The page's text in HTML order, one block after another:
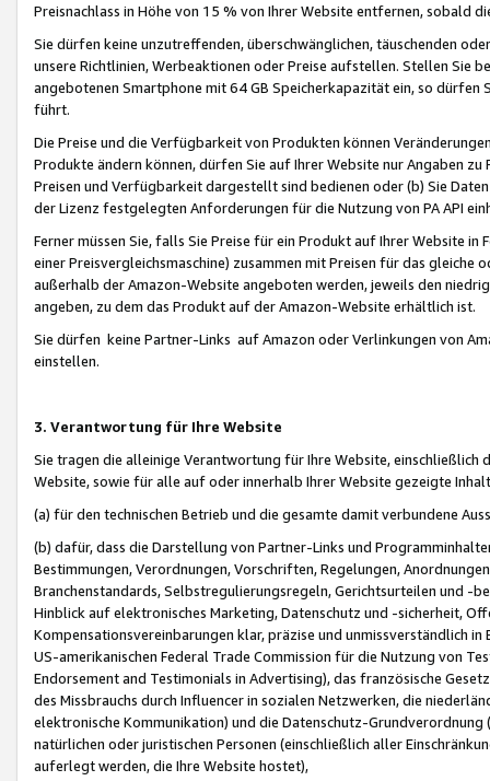
Preisnachlass in Höhe von 15 % von Ihrer Website entfernen, sobald
Sie dürfen keine unzutreffenden, überschwänglichen, täuschenden
unsere Richtlinien, Werbeaktionen oder Preise aufstellen. Stellen Sie
angebotenen Smartphone mit 64 GB Speicherkapazität ein, so dürfen
führt.
Die Preise und die Verfügbarkeit von Produkten können
Produkte ändern können, dürfen Sie auf Ihrer Website nur Angaben
Preisen und Verfügbarkeit dargestellt sind bedienen oder (b) Sie
der Lizenz festgelegten Anforderungen für die Nutzung von PA API
Ferner müssen Sie, falls Sie Preise für ein Produkt auf Ihrer Website
einer Preisvergleichsmaschine) zusammen mit Preisen für das
außerhalb der Amazon-Website angeboten werden, jeweils den
angeben, zu dem das Produkt auf der Amazon-Website erhältlich ist.
Sie dürfen keine Partner-Links auf Amazon oder Verlinkungen von
einstellen.
3. Verantwortung für Ihre Website
Sie tragen die alleinige Verantwortung für Ihre Website,
Website, sowie für alle auf oder innerhalb Ihrer Website gezeigte
(a) für den technischen Betrieb und die gesamte damit verbundene
(b) dafür, dass die Darstellung von Partner-Links und
Bestimmungen, Verordnungen, Vorschriften, Regelungen,
Branchenstandards, Selbstregulierungsregeln, Gerichtsurteilen und -
Hinblick auf elektronisches Marketing, Datenschutz und -sicherheit,
Kompensationsvereinbarungen klar, präzise und unmissverständlich
US-amerikanischen Federal Trade Commission für die Nutzung von
Endorsement and Testimonials in Advertising), das französische
des Missbrauchs durch Influencer in sozialen Netzwerken, die
elektronische Kommunikation) und die Datenschutz-
natürlichen oder juristischen Personen (einschließlich aller
auferlegt werden, die Ihre Website hostet),